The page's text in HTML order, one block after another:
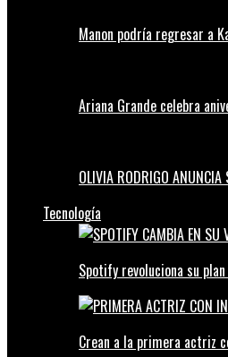
Manon podría regresar a
Ariana Grande celebra
OLIVIA RODRIGO ANUNCIA
Tecnología
Spotify revoluciona su
Crean a la primera actriz